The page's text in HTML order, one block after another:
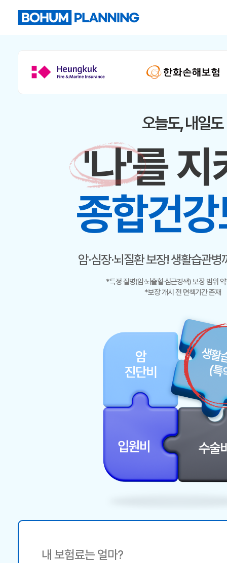
오늘도, 내일도
'나'를 지
종합건
암·심장·뇌질환 보장! 생활습관
*특정 질병(암·뇌출혈·심근경색) 보장 범위
*보장 개시 전 면책기간 존재
내 보험료는 얼마?